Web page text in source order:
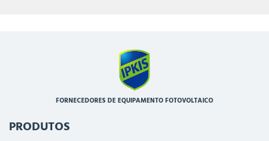
FORNECEDORES DE EQUIPAMENTO FOTOVOLTAICO
PRODUTOS